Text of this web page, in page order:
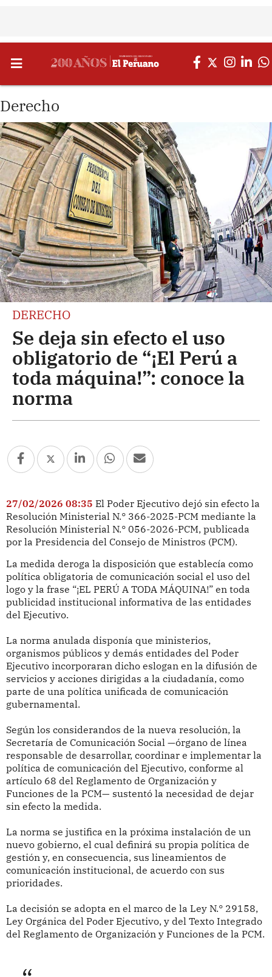
Derecho
DERECHO
Se deja sin efecto el uso
obligatorio de “¡El Perú a
toda máquina!”: conoce la
norma
27/02/2026 08:35 El Poder Ejecutivo dejó sin efecto la
Resolución Ministerial N.° 366-2025-PCM mediante la
Resolución Ministerial N.° 056-2026-PCM, publicada
por la Presidencia del Consejo de Ministros (PCM).
La medida deroga la disposición que establecía como
política obligatoria de comunicación social el uso del
logo y la frase “¡EL PERÚ A TODA MÁQUINA!” en toda
publicidad institucional informativa de las entidades
del Ejecutivo.
La norma anulada disponía que ministerios,
organismos públicos y demás entidades del Poder
Ejecutivo incorporaran dicho eslogan en la difusión de
servicios y acciones dirigidas a la ciudadanía, como
parte de una política unificada de comunicación
gubernamental.
Según los considerandos de la nueva resolución, la
Secretaría de Comunicación Social —órgano de línea
responsable de desarrollar, coordinar e implementar la
política de comunicación del Ejecutivo, conforme al
artículo 68 del Reglamento de Organización y
Funciones de la PCM— sustentó la necesidad de dejar
sin efecto la medida.
La norma se justifica en la próxima instalación de un
nuevo gobierno, el cual definirá su propia política de
gestión y, en consecuencia, sus lineamientos de
comunicación institucional, de acuerdo con sus
prioridades.
La decisión se adopta en el marco de la Ley N.° 29158,
Ley Orgánica del Poder Ejecutivo, y del Texto Integrado
del Reglamento de Organización y Funciones de la PCM.